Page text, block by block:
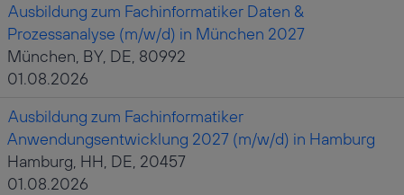
Ausbildung zum Fachinformatiker Daten &
Prozessanalyse (m/w/d) in München 2027
München, BY, DE, 80992
01.08.2026
Ausbildung zum Fachinformatiker
Anwendungsentwicklung 2027 (m/w/d) in Hamburg
Hamburg, HH, DE, 20457
01.08.2026